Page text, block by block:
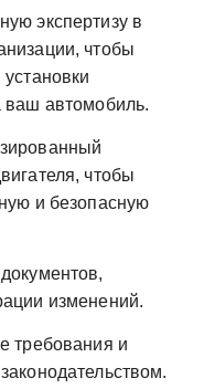
экспертизу в
чтобы
ваш автомобиль.
чтобы
и безопасную
изменений.
требования и